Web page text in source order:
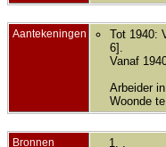
Aantekeningen
Tot 1940:
6].
Vanaf
Arbeider
Woonde
Bronnen